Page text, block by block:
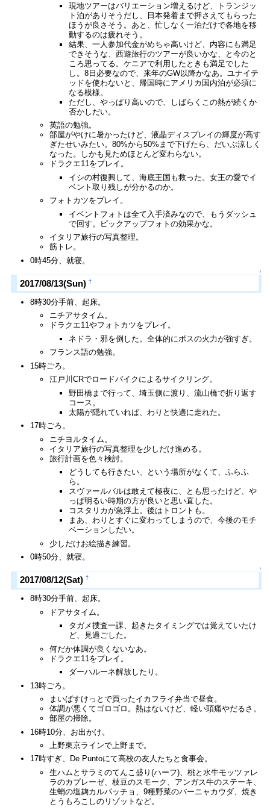
現地ツアーはバリエーション増えるけど、トランジッ
ト泊がありそうだし、日本発着まで押さえてもらった
ほうが良さそう。あと、忙しなく一泊だけで各地を移
動するのは疲れそう。
結果、一人参加代金がめちゃ高いけど、内容にも満足
できそうな、西遊旅行のツアーが良いかな、と今のと
ころ思ってる。ケニアで利用したときも満足でした
し。8日必要なので、来年のGW以降かなあ。ユナイテ
ッドを使わないと、帰国時にアメリカ国内泊が必須に
なる模様。
ただし、やっぱり高いので、しばらくこの熱が続くか
否かしだい。
英語の勉強。
部屋がやけに暑かったけど、液晶ディスプレイの輝度が高す
ぎたせいみたい。80%から50%まで下げたら、だいぶ涼しく
なった。しかも見ためほとんど変わらない。
ドラクエ11をプレイ。
イシの村復興して、海底王国も救った。女王の愛でイ
ベント取り残しが分かるのか。
フォトカツをプレイ。
イベントフォトは全て入手済みなので、もうダッシュ
で回す。ピックアップフォトの効果かな。
イタリア旅行の写真整理。
筋トレ。
0時45分、就寝。
↑
2017/08/13(Sun) †
8時30分手前、起床。
ニチアサタイム。
ドラクエ11やフォトカツをプレイ。
ネドラ・邪を倒した。全体的にボスの火力が強すぎ。
フランス語の勉強。
15時ごろ。
江戸川CRでロードバイクによるサイクリング。
野田橋まで行って、埼玉側に渡り、流山橋で折り返す
コース。
太陽が隠れていれば、わりと快適に走れた。
17時ごろ。
ニチヨルタイム。
イタリア旅行の写真整理を少しだけ進める。
旅行計画を色々検討。
どうしても行きたい、という場所がなくて、ふらふ
ら。
スヴァールバルは敢えて極夜に、とも思ったけど、や
っぱ明るい時期の方が良いと思い直した。
コスタリカが急浮上。後はトロントも。
まあ、わりとすぐに変わってしまうので、今後のモチ
ベーションしだい。
少しだけお絵描き練習。
0時50分、就寝。
↑
2017/08/12(Sat) †
8時30分手前、起床。
ドアサタイム。
タガメ捜査一課、起きたタイミングでは覚えていたけ
ど、見過ごした。
何だか体調が良くないなあ。
ドラクエ11をプレイ。
ダーハルーネ解放したり。
13時ごろ。
まいばすけっとで買ったイカフライ弁当で昼食。
体調が悪くてゴロゴロ。熱はないけど、軽い頭痛やだるさ。
部屋の掃除。
16時10分、お出かけ。
上野東京ラインで上野まで。
17時すぎ、De Puntoにて高校の友人たちと食事会。
生ハムとサラミのてんこ盛り(ハーフ)、桃と水牛モッツァレ
ラのカプレーゼ、枝豆のスモーク、アンガス牛のステーキ、
生蛸の塩麹カルパッチョ、9種野菜のバーニャカウダ、焼き
とうもろこしのリゾットなど。